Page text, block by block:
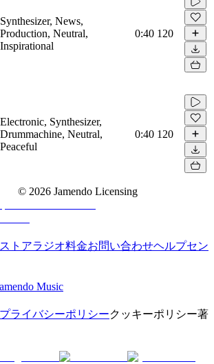
Synthesizer, News,
Production, Neutral,
Inspirational
0:40 120
Electronic, Synthesizer,
Drummachine, Neutral,
Peaceful
0:40 120
© 2026 Jamendo Licensing
トアラジオ料金お問い合わせヘルプセン
Music
プライバシーポリシークッキーポリシー著